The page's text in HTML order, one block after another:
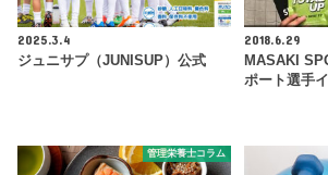
2025.3.4
ジュニサプ（JUNISUP）公式
2018.6.29
MASAKI
ポート選手
管理栄養士コラム